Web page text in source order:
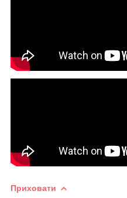
Приховати